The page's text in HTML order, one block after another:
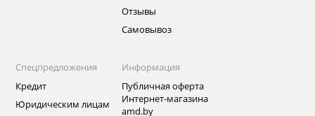
Отзывы
Самовывоз
Спецпредложения
Кредит
Юридическим лицам
Информация
Публичная оферта
Интернет-магазина
amd.by